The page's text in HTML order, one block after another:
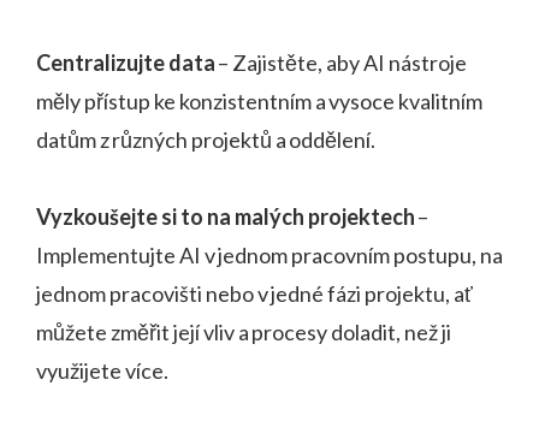
Centralizujte data– Zajistěte, aby AI nástroje
měly přístup ke konzistentním a vysoce kvalitním
datům z různých projektů a oddělení.
Vyzkoušejte si to na malých projektech–
Implementujte AI v jednom pracovním postupu, na
jednom pracovišti nebo v jedné fázi projektu, ať
můžete změřit její vliv a procesy doladit, než ji
využijete více.